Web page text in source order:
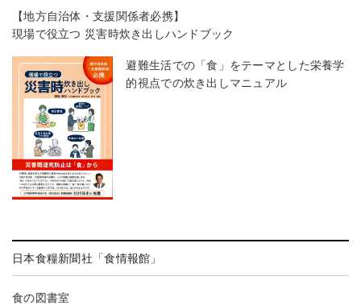
【地方自治体・支援関係者必携】
現場で役立つ 災害時炊き出しハンドブック
避難生活での「食」をテーマとした栄養学
的視点での炊き出しマニュアル
日本食糧新聞社「食情報館」
食の図書室